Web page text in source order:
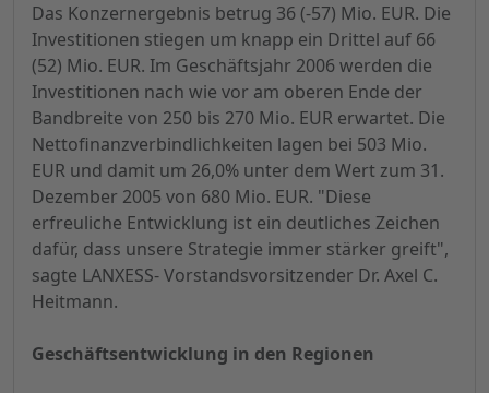
Das Konzernergebnis betrug 36 (-57) Mio. EUR. Die
Investitionen stiegen um knapp ein Drittel auf 66
(52) Mio. EUR. Im Geschäftsjahr 2006 werden die
Investitionen nach wie vor am oberen Ende der
Bandbreite von 250 bis 270 Mio. EUR erwartet. Die
Nettofinanzverbindlichkeiten lagen bei 503 Mio.
EUR und damit um 26,0% unter dem Wert zum 31.
Dezember 2005 von 680 Mio. EUR. "Diese
erfreuliche Entwicklung ist ein deutliches Zeichen
dafür, dass unsere Strategie immer stärker greift",
sagte LANXESS- Vorstandsvorsitzender Dr. Axel C.
Heitmann.
Geschäftsentwicklung in den Regionen